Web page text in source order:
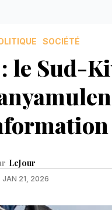
SOCIÉTÉ
le Sud-
LeJour
JAN 21, 2026